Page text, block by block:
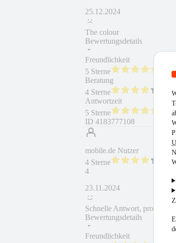
25.12.2024
The colour
Bewertungsdetails
Freundlichkeit
5 Sterne
Beratung
4 Sterne
Antwortzeit
5 Sterne
ID 4183777108
mobile.de Nutzer
4 Sterne
4
23.11.2024
Schnelle Antwort,
Bewertungsdetails
Freundlichkeit